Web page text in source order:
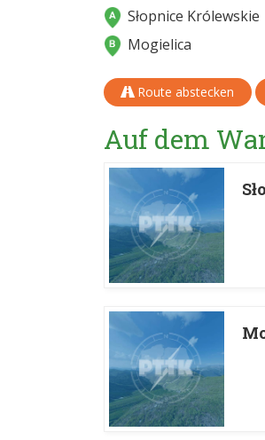
Słopnice Królewskie
Mogielica
Route abstecken
Auf dem